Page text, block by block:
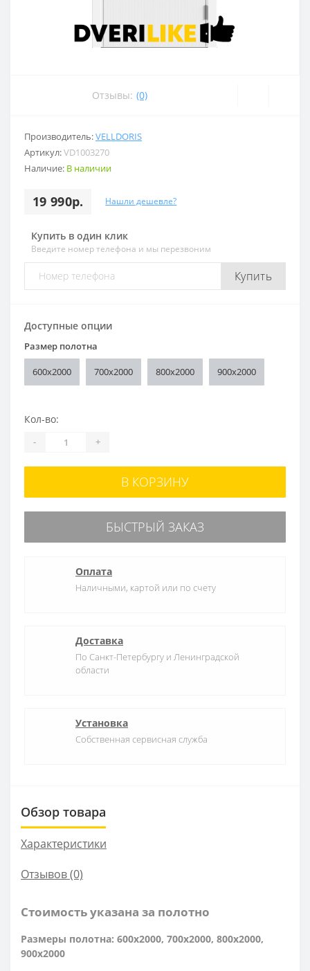
Отзывы: (0)
Производитель:VELLDORIS
Артикул:VD1003270
Наличие: В наличии
19 990р. Нашли дешевле?
Купить в один клик
Введите номер телефона и мы перезвоним
Купить
Доступные опции
Размер полотна
600x2000 700x2000 800x2000 900x2000
Кол-во:
- +
В КОРЗИНУ
БЫСТРЫЙ ЗАКАЗ
Оплата
Наличными, картой или по счету
Доставка
По Санкт-Петербургу и Ленинградской
области
Установка
Собственная сервисная служба
Обзор товара
Характеристики
Отзывов (0)
Стоимость указана за полотно
Размеры полотна: 600x2000, 700x2000, 800x2000,
900x2000